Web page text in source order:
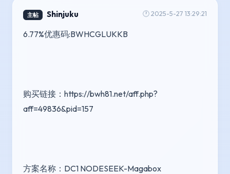
主帖 Shinjuku 🕐 2025-5-27 13:29:21
6.77%优惠码:BWHCGLUKKB
购买链接：https://bwh81.net/aff.php?
aff=49836&pid=157
方案名称：DC1 NODESEEK-Magabox